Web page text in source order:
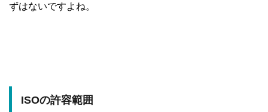
ずはないですよね。
ISOの許容範囲